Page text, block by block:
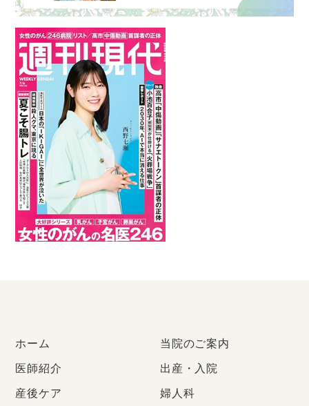
ホーム 当院のご案内
医師紹介 出産・入院
産後ケア 婦人科